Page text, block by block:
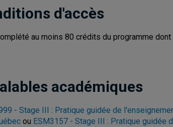
d'accès
au moins 80 crédits du programme
académiques
- Stage III : Pratique guidée de
ou ESM3157 - Stage III : Pratique guidée